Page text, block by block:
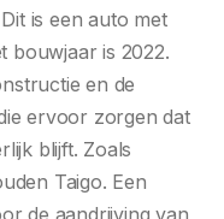
is een auto met
bouwjaar is 2022.
en de
ervoor zorgen dat
blijft. Zoals
Taigo. Een
de aandrijving van